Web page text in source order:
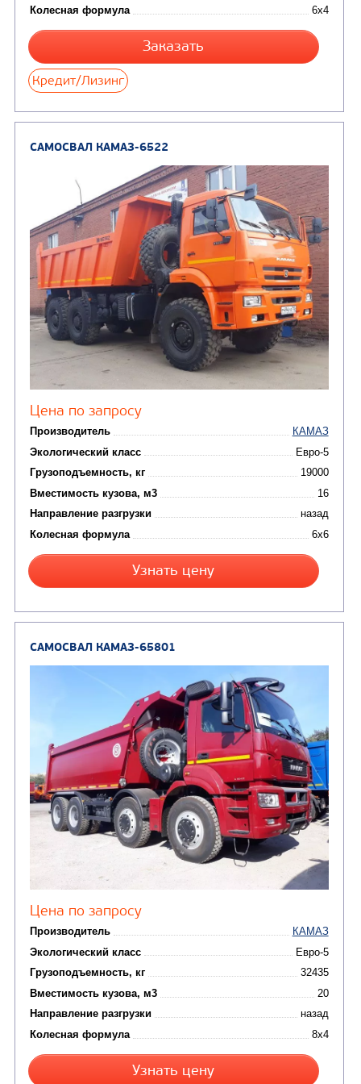
Колесная формула
Узнать цену
САМОСВАЛ КАМАЗ-65115
от 5 100 000₽
Производитель
Экологический класс
Грузоподъемность, кг
Вместимость кузова, м3
Направление разгрузки
Колесная формула
Заказать
Кредит/Лизинг
САМОСВАЛ КАМАЗ-6522